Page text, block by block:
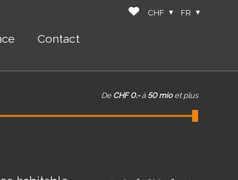
Contact
CHF FR
De CHF 0.- à 50 mio et plus